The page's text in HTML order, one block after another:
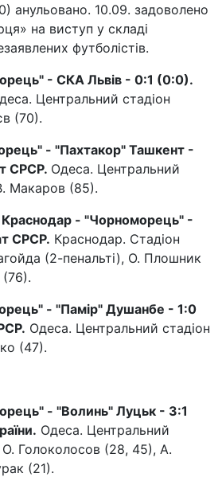
анульовано. 10.09. задоволено
на виступ у складі
футболістів.
- СКА Львів - 0:1 (0:0).
Центральний стадіон
(70).
- "Пахтакор" Ташкент -
СРСР. Одеса. Центральний
Макаров (85).
Краснодар - "Чорноморець" -
СРСР. Краснодар. Стадіон
(2-пенальті), О. Плошник
- "Памір" Душанбе - 1:0
Одеса. Центральний стадіон
(47).
- "Волинь" Луцьк - 3:1
Одеса. Центральний
Голоколосов (28, 45), А.
(21).